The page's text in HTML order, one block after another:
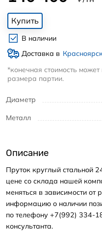
Диаметр
Металл
Купить
В наличии
Доставка в
*конечная стоимость может
размера партии.
Описание
Пруток круглый стальной
цене со склада нашей
меняться в зависимости от
информацию о наличии
по телефону +7(992) 334-
консультанта.